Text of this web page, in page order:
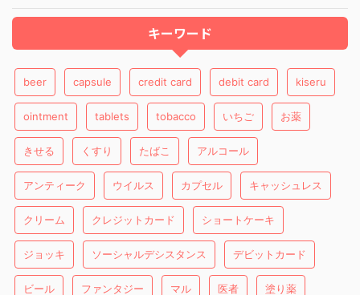
キーワード
beer capsule credit card debit card kiseru
ointment tablets tobacco いちご お薬
きせる くすり たばこ アルコール
アンティーク ウイルス カプセル キャッシュレス
クリーム クレジットカード ショートケーキ
ジョッキ ソーシャルデシスタンス デビットカード
ビール ファンタジー マル 医者 塗り薬